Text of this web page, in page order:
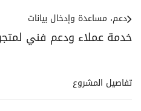
خدمة عملاء ودعم فني
دعم، مساعدة وإدخال بيانات
تفاصيل المشروع